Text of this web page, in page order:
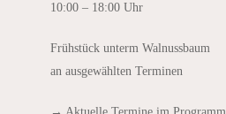
10:00 – 18:00 Uhr
Frühstück unterm Walnussbaum
an ausgewählten Terminen